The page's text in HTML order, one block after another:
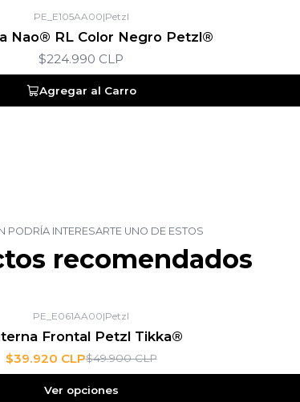
PE_E105AA00|Petzl
Nao® RL Color Negro Petzl®
$224.990 CLP
Agregar al Carro
PODRÍA INTERESARTE UNO DE ESTOS
recomendados
PE_E061AA00|Petzl
Frontal Petzl Tikka®
$39.920 CLP$49.900 CLP
Ver opciones